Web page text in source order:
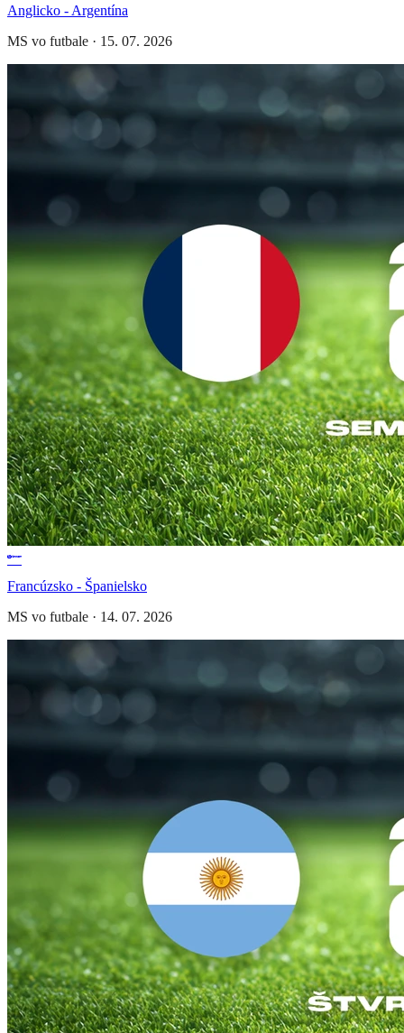
Anglicko - Argentína
MS vo futbale · 15. 07. 2026
Francúzsko - Španielsko
MS vo futbale · 14. 07. 2026